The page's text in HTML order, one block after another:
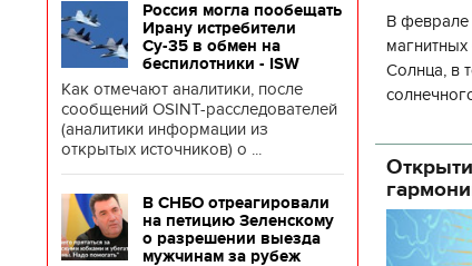
Россия могла пообещать
Ирану истребители
Су-35 в обмен на
беспилотники - ISW
Как отмечают аналитики, после
сообщений OSINT-расследователей
(аналитики информации из
открытых источников) о ...
В СНБО отреагировали
на петицию Зеленскому
о разрешении выезда
мужчинам за рубеж
В феврале
магнитных
Солнца, в
об